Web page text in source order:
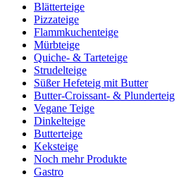
Blätterteige
Pizzateige
Flammkuchenteige
Mürbteige
Quiche- & Tarteteige
Strudelteige
Süßer Hefeteig mit Butter
Butter-Croissant- & Plunderteig
Vegane Teige
Dinkelteige
Butterteige
Keksteige
Noch mehr Produkte
Gastro